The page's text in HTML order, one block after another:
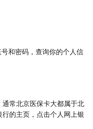
和密码，查询你的个人信
常北京医保卡大都属于北
的主页，点击个人网上银